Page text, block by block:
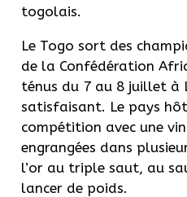
togolais.
Le Togo sort des
de la Confédération
ténus du 7 au 8 juillet à
satisfaisant. Le pays
compétition avec une
engrangées dans
l’or au triple saut, au
lancer de poids.